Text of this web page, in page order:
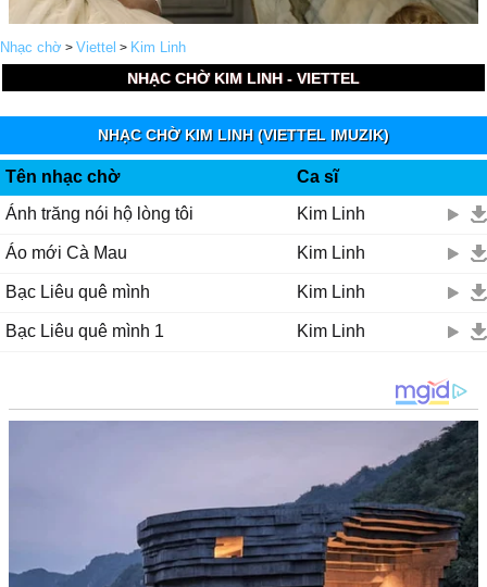
Nhạc chờ > Viettel > Kim Linh
NHẠC CHỜ KIM LINH - VIETTEL
NHẠC CHỜ KIM LINH (VIETTEL IMUZIK)
Tên nhạc chờ
Ca sĩ
Ánh trăng nói hộ lòng tôi
Kim Linh
Áo mới Cà Mau Kim Linh
Bạc Liêu quê mình Kim Linh
Bạc Liêu quê mình 1 Kim Linh